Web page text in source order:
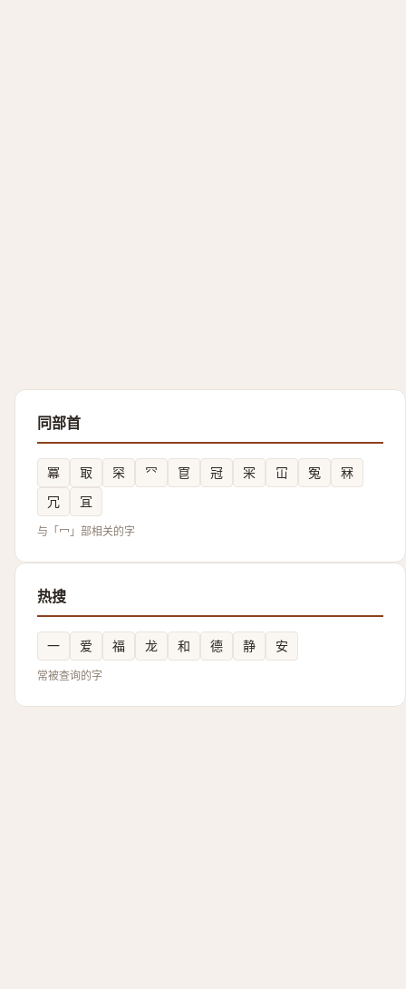
同部首
冪 冣 罙 㓁 冟 冠 冞 冚 冤
冧
冗
冝
与「冖」部相关的字
热搜
一 爱 福 龙 和 德 静 安
常被查询的字